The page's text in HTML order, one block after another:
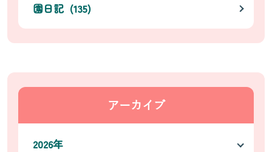
園日記 (135)
アーカイブ
2026年